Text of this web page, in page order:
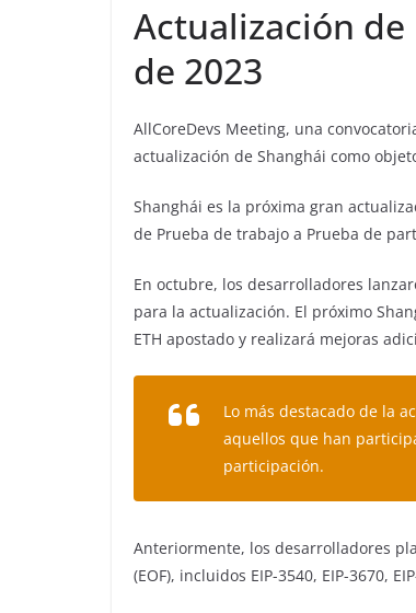
Actualización
de 2023
AllCoreDevs Meeting, una
actualización de Shanghái como
Shanghái es la próxima gran
de Prueba de trabajo a Prueba de
En octubre, los desarrolladores
para la actualización. El próximo
ETH apostado y realizará mejoras
Lo más destacado de la
aquellos que han
participación.
Anteriormente, los desarrolladores
(EOF), incluidos EIP-3540, EIP-3670,